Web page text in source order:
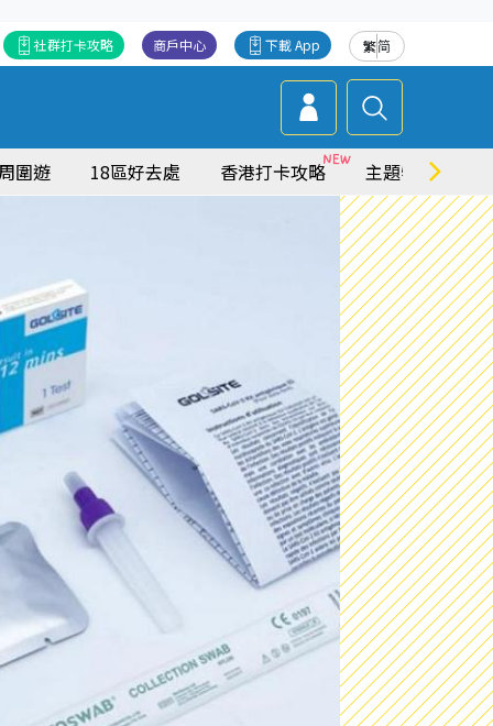
繁简
下載 App
商戶中心
社群打卡攻略
圍遊 18區好去處 香港打卡攻略 主題特集